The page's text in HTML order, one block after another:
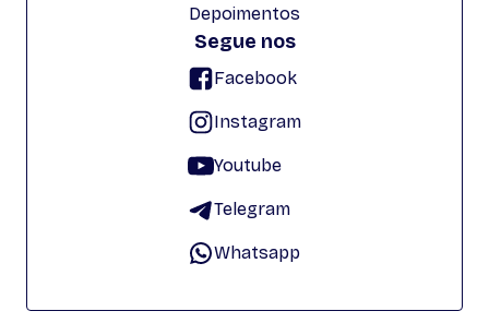
Depoimentos
Segue nos
Facebook
Instagram
Youtube
Telegram
Whatsapp